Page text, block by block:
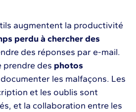
augmentent la productivité
perdu à chercher des
des réponses par e-mail.
prendre des photos
les malfaçons. Les
et les oublis sont
et la collaboration entre les